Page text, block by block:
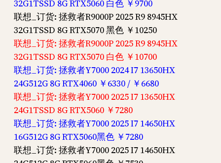
32G1TSSD 8G RTX5060 白色 ￥9700
联想_订货: 拯救者R9000P 2025 R9 8945HX
32G1TSSD 8G RTX5070 黑色 ￥10250
联想_订货: 拯救者R9000P 2025 R9 8945HX
32G1TSSD 8G RTX5070 白色 ￥10700
联想_订货: 拯救者Y7000 2024 I7 13650HX
24G512G 8G RTX4060 ￥6330 / ￥6680
联想_订货: 拯救者Y7000 2025 I7 13650HX
24G1TSSD 8G RTX5060 ￥7280
联想_订货: 拯救者Y7000 2025 I7 14650HX
16G512G 8G RTX5060黑色 ￥7280
联想_订货: 拯救者Y7000 2025 I7 14650HX